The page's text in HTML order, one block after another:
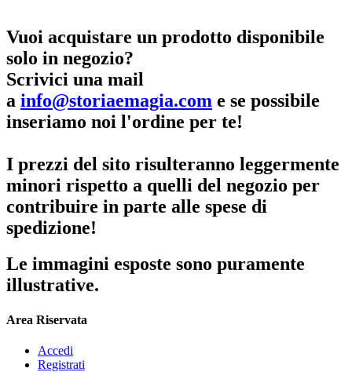
Vuoi acquistare un prodotto disponibile
solo in negozio?
Scrivici una mail
a info@storiaemagia.com e se possibile
inseriamo noi l'ordine per te!
I prezzi del sito risulteranno leggermente
minori rispetto a quelli del negozio per
contribuire in parte alle spese di
spedizione!
Le immagini esposte sono puramente
illustrative.
Area Riservata
Accedi
Registrati